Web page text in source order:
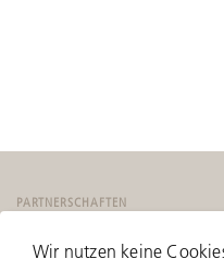
PARTNERSCHAFTEN
Wir nutzen keine